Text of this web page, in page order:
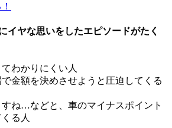
イヤな思いをしたエピソードがたく
わかりにくい人
金額を決めさせようと圧迫してくる
ね…などと、車のマイナスポイント
る人